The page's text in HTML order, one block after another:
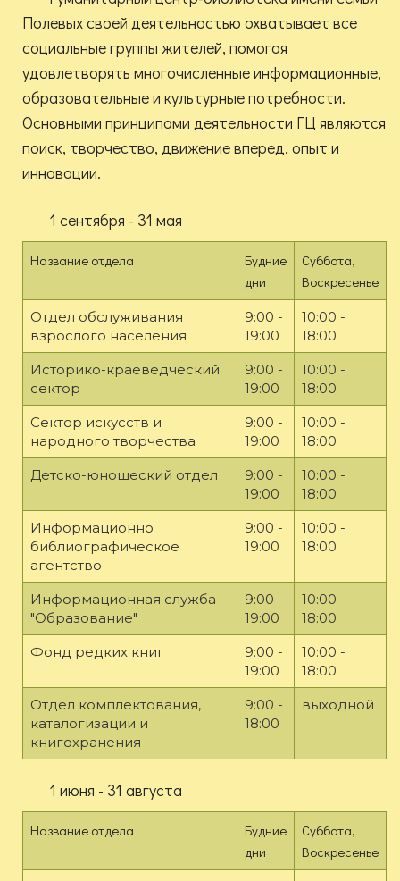
Полевых своей деятельностью охватывает все
социальные группы жителей, помогая
удовлетворять многочисленные информационные,
образовательные и культурные потребности.
Основными принципами деятельности ГЦ являются
поиск, творчество, движение вперед, опыт и
инновации.
1 сентября - 31 мая
Название отдела
Будние
дни
Суббота,
Воскресенье
Отдел обслуживания
взрослого населения
9:00 -
19:00
10:00 -
18:00
Историко-краеведческий
сектор
9:00 -
19:00
10:00 -
18:00
Сектор искусств и
народного творчества
9:00 -
19:00
10:00 -
18:00
Детско-юношеский отдел
9:00 -
19:00
10:00 -
18:00
Информационно
библиографическое
агентство
9:00 -
19:00
10:00 -
18:00
Информационная служба
"Образование"
9:00 -
19:00
10:00 -
18:00
Фонд редких книг
9:00 -
19:00
10:00 -
18:00
Отдел комплектования,
каталогизации и
книгохранения
9:00 -
18:00
выходной
1 июня - 31 августа
Название отдела
Будние
дни
Суббота,
Воскресенье